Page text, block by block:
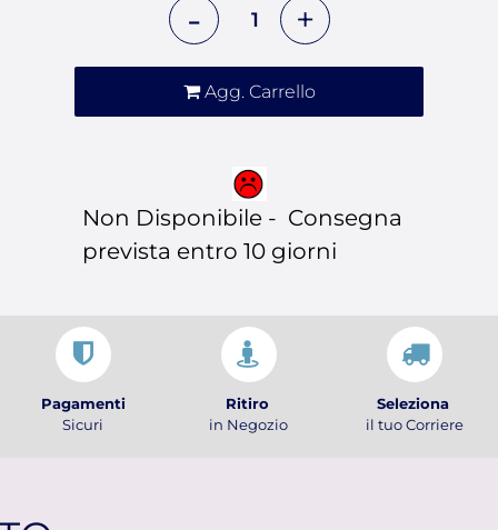
Agg. Carrello
Non Disponibile - Consegna
prevista entro 10 giorni
Pagamenti
Sicuri
Ritiro
in Negozio
Seleziona
il tuo Corriere